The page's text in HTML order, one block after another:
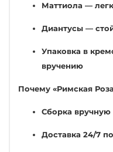
Маттиола —
Диантусы —
Упаковка в
вручению
Почему «Римская
Сборка вручную
Доставка 24/7